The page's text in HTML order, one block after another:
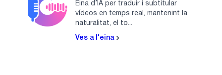
Eina d’IA per traduir i subtitular
vídeos en temps real, mantenint la
naturalitat, el to...
Ves a l'eina